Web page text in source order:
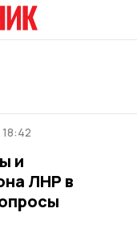
и
ЛНР в